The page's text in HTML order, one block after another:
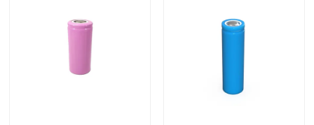
ニュース
すべての場合